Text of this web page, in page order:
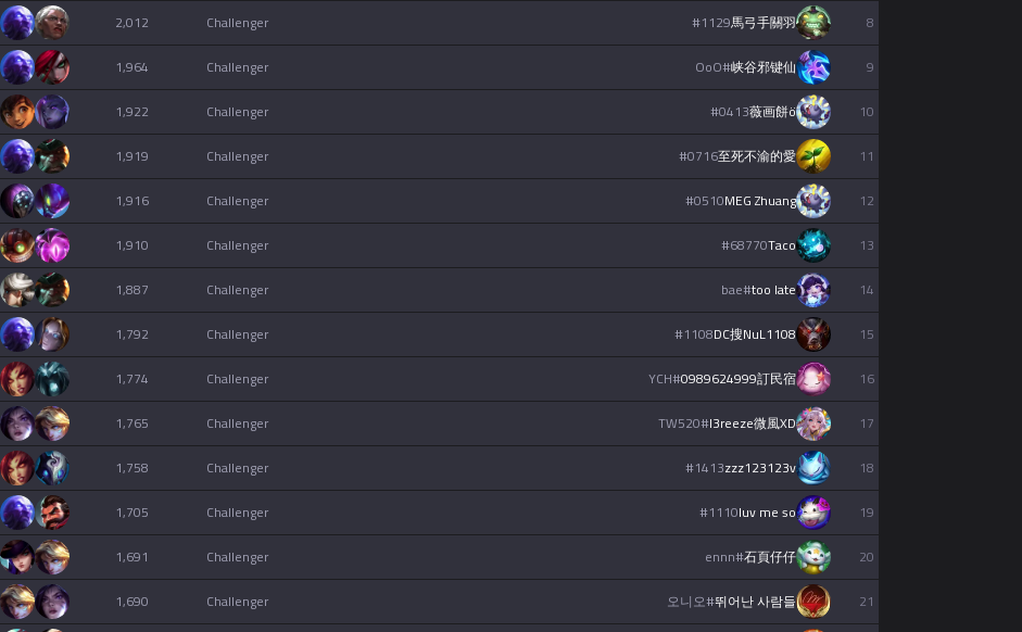
8
馬弓手關羽
#1129
challenger
2,012
9
峡谷邪键仙
#
OoO
challenger
1,964
10
薇画餅ö
#0413
challenger
1,922
11
至死不渝的愛
#0716
challenger
1,919
12
MEG Zhuang
#0510
challenger
1,916
13
Taco
#68770
challenger
1,910
14
too late
#
bae
challenger
1,887
15
DC搜NuL1108
#1108
challenger
1,792
16
0989624999訂民宿
#
YCH
challenger
1,774
17
l3reeze微風XD
#
TW520
challenger
1,765
18
zzz123123v
#1413
challenger
1,758
19
luv me so
#1110
challenger
1,705
20
石頁仔仔
#
ennn
challenger
1,691
21
뛰어난 사람들
#
오니오
challenger
1,690